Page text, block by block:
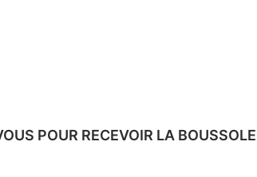
POUR RECEVOIR LA BOUSSOLE